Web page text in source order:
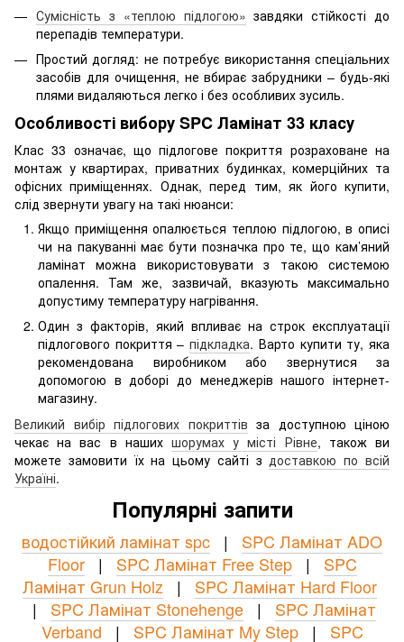
Сумісність з «теплою підлогою» завдяки стійкості до
перепадів температури.
Простий догляд: не потребує використання спеціальних
засобів для очищення, не вбирає забрудники – будь-які
плями видаляються легко і без особливих зусиль.
Особливості вибору SPC Ламінат 33 класу
Клас 33 означає, що підлогове покриття розраховане на
монтаж у квартирах, приватних будинках, комерційних та
офісних приміщеннях. Однак, перед тим, як його купити,
слід звернути увагу на такі нюанси:
Якщо приміщення опалюється теплою підлогою, в описі
чи на пакуванні має бути позначка про те, що кам’яний
ламінат можна використовувати з такою системою
опалення. Там же, зазвичай, вказують максимально
допустиму температуру нагрівання.
Один з факторів, який впливає на строк експлуатації
підлогового покриття –підкладка. Варто купити ту, яка
рекомендована виробником або звернутися за
допомогою в доборі до менеджерів нашого інтернет-
магазину.
Великий вибір підлогових покриттів за доступною ціною
чекає на вас в наших шорумах у місті Рівне, також ви
можете замовити їх на цьому сайті з доставкою по всій
Україні.
Популярні запити
водостійкий ламінат spc | SPC Ламінат ADO
Floor| SPC Ламінат Free Step| SPC
Ламінат Grun Holz | SPC Ламінат Hard Floor
| SPC Ламінат Stonehenge | SPC Ламінат
Verband | SPC Ламінат My Step| SPC